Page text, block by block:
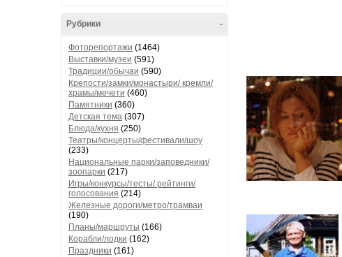
-
Рубрики
Фоторепортажи (1464)
Выставки/музеи (591)
Традиции/обычаи (590)
Крепости/замки/монастыри/ кремли/
храмы/мечети (460)
Памятники (360)
Детская тема (307)
Блюда/кухня (250)
Театры/концерты/фестивали/шоу
(233)
Национальные парки/заповедники/
зоопарки (217)
Игры/конкурсы/тесты/ рейтинги/
голосования (214)
Железные дороги/метро/трамваи
(190)
Планы/маршруты (166)
Корабли/лодки (162)
Праздники (161)